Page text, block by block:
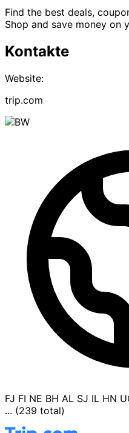
Find the best deals,
Shop and save money on
Kontakte
Website:
trip.com
FJ FI NE BH AL SJ IL HN
... (239 total)